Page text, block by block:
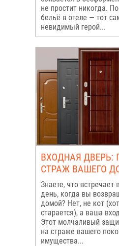
не простит никогда.
бельё в отеле — тот
невидимый герой...
ВХОДНАЯ ДВЕРЬ:
СТРАЖ ВАШЕГО
Знаете, что
день, когда вы
домой? Нет, не кот
старается), а ваша
Этот молчаливый
на страже вашего
имущества...